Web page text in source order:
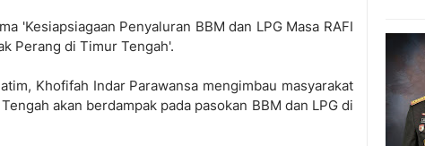
'Kesiapsiagaan Penyaluran BBM dan LPG Masa RAFI
Perang di Timur Tengah'.
Khofifah Indar Parawansa mengimbau masyarakat
akan berdampak pada pasokan BBM dan LPG di